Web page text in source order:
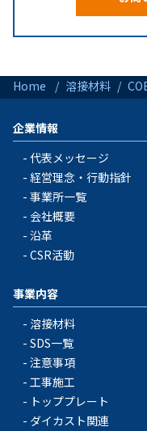
Home 溶接材料
企業情報
代表メッセージ
経営理念・行動指針
事業所一覧
会社概要
沿革
CSR活動
事業内容
溶接材料
SDS一覧
注意事項
工事施工
トッププレート
ダイカスト関連